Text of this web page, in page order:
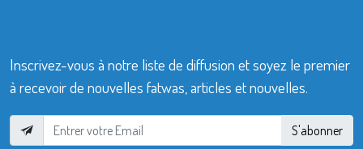
Inscrivez-vous à notre liste de diffusion et soyez le premier
à recevoir de nouvelles fatwas, articles et nouvelles.
S'abonner